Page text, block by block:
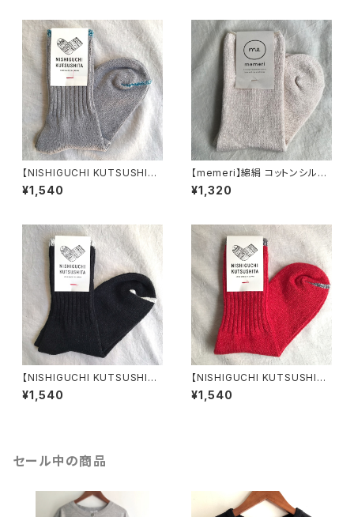
タ】
【NISHIGUCHI KUTSUSHIT
A】シルク コットン 天竺 ソックス
ライトグレー 日本製 靴下 オー
¥1,540
【memeri】綿絹 コットンシルク
ソックス ベージュ ME0109 23
cm～25cm 日本製 【メメリ】
¥1,320
【NISHIGUCHI KUTSUSHIT
A】シルク コットン 天竺 ソックス
ブラック 日本製 靴下 オールシ
¥1,540
【NISHIGUCHI KUTSUSHIT
A】シルク コットン 天竺 ソックス
赤 日本製 靴下 オールシーズン
¥1,540
セール中の商品